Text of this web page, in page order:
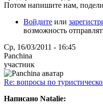
Потом напишите нам,
Войдите или
возможность
Ср, 16/03/2011 - 16:45
Panchina
участник
Re: вопросы по
Написано Natalie: